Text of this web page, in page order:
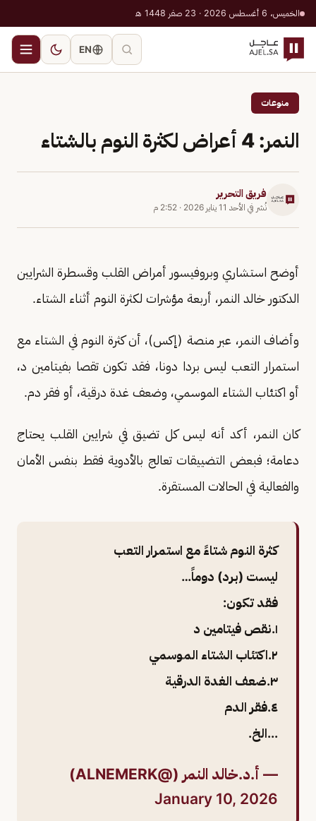
الخميس، 6 أغسطس 2026 · 23 صفر 1448 هـ
EN
منوعات
النمر: 4 أعراض لكثرة النوم بالشتاء
فريق التحرير
نُشر في الأحد 11 يناير 2026 · 2:52 م
أوضح استشاري وبروفيسور أمراض القلب وقسطرة الشرايين
الدكتور خالد النمر، أربعة مؤشرات لكثرة النوم أثناء الشتاء.
وأضاف النمر، عبر منصة (إكس)، أن كثرة النوم في الشتاء مع
استمرار التعب ليس بردا دونا، فقد تكون تقصا بفيتامين د،
أو اكتئاب الشتاء الموسمي، وضعف غدة درقية، أو فقر دم.
كان النمر، أكد أنه ليس كل تضيق في شرايين القلب يحتاج
دعامة؛ فبعض التضييقات تعالج بالأدوية فقط بنفس الأمان
والفعالية في الحالات المستقرة.
كثرة النوم شتاءً مع استمرار التعب
ليست (برد) دوماً…
فقد تكون:
١.نقص فيتامين د
٢.اكتئاب الشتاء الموسمي
٣.ضعف الغدة الدرقية
٤.فقر الدم
...الخ.
— أ.د.خالد النمر (@ALNEMERK)
January 10, 2026